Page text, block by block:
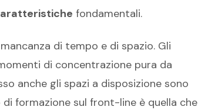
fondamentali.
di tempo e di spazio. Gli
di concentrazione pura da
anche gli spazi a disposizione sono
formazione sul front-line è quella che